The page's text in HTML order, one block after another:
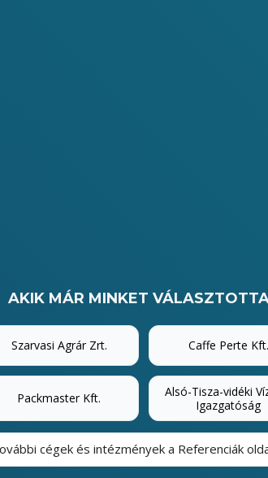
AKIK MÁR MINKET
Szarvasi Agrár Zrt. Caffe Perte Kft.
Packmaster Kft.
Alsó-Tisza-vidéki
Igazgatóság
cégek és intézmények a Referenciák